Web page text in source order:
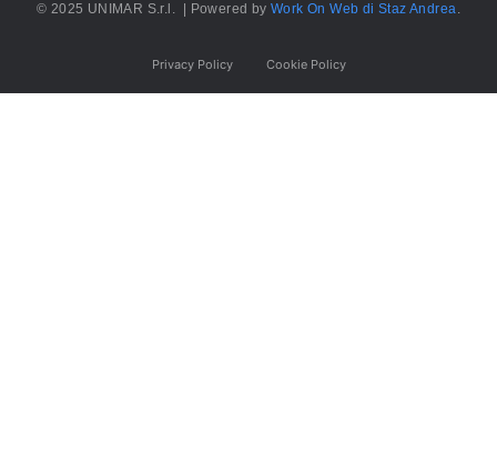
© 2025 UNIMAR S.r.l. | Powered byWork On Web di Staz Andrea.
Privacy Policy Cookie Policy